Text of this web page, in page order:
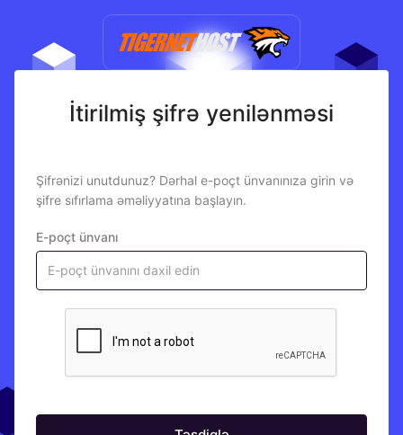
İtirilmiş şifrə yenilənməsi
Şifrənizi unutdunuz? Dərhal e-poçt ünvanınıza girin və
şifre sıfırlama əməliyyatına başlayın.
E-poçt ünvanı